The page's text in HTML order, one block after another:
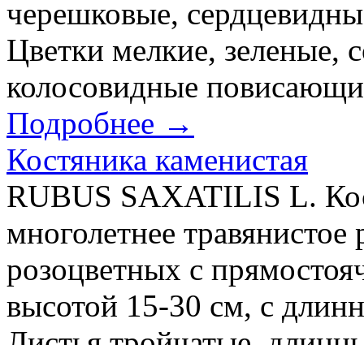
черешковые,
Цветки мелкие, зеленые,
колосовидные
Подробнее →
Костяника каменистая
RUBUS SAXATILIS L.
многолетнее травянистое
розоцветных с
высотой 15-30 см, с